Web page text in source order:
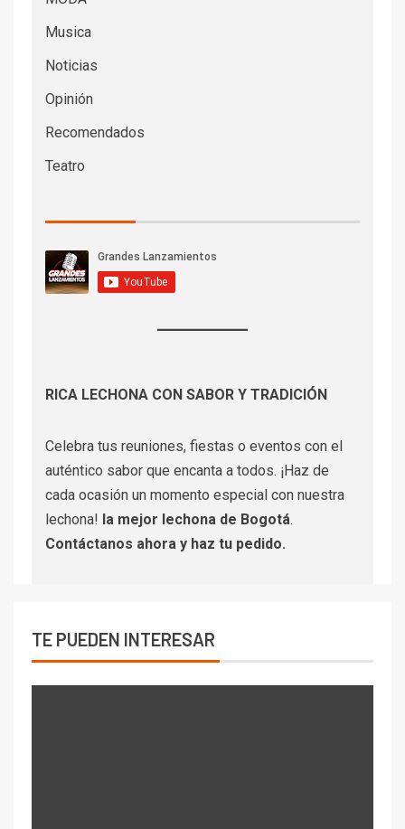
Musica
Noticias
Opinión
Recomendados
Teatro
RICA LECHONA CON SABOR Y TRADICIÓN
Celebra tus reuniones, fiestas o eventos con el
auténtico sabor que encanta a todos. ¡Haz de
cada ocasión un momento especial con nuestra
lechona! la mejor lechona de Bogotá.
Contáctanos ahora y haz tu pedido.
TE PUEDEN INTERESAR